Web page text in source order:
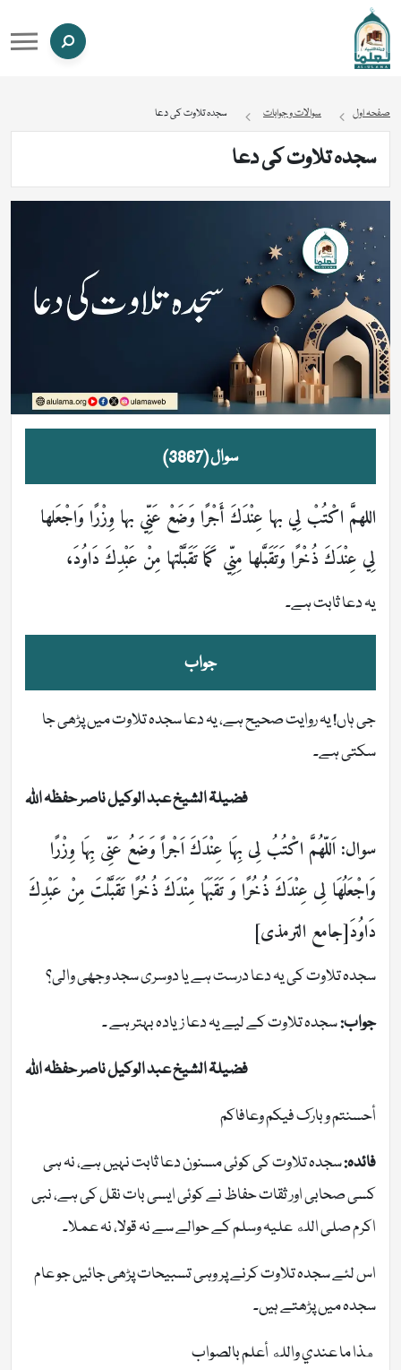
صفحہ اول سوالات و جوابات سجدہ تلاوت کی دعا
سجدہ تلاوت کی دعا
سوال (3867)
اللهمَّ اكْتُبْ لِي بها عِنْدَكَ أَجْرًا وَضَعْ عَنِّي بها وِزْرًا وَاجْعَلها
لِي عِنْدَكَ ذُخْرًا وَتَقَبَّلها مِنِّي كَمَا تَقَبَّلْتها مِنْ عَبْدِكَ دَاوُدَ،
یہ دعا ثابت ہے۔
جواب
جی ہاں! یہ روایت صحیح ہے، یہ دعا سجدہ تلاوت میں پڑھی جا
سکتی ہے۔
فضیلۃ الشیخ عبد الوکیل ناصر حفظہ اللہ
سوال: اَللّهُمَّ اكْتُبُ لِى بِهَا عِنْدَكَ اَجْراً وَضَعُ عَنِّى بِهَا وِزْرًا
وَاجْعَلُهَا لِى عِنْدَكَ ذُخُرًا وَ تَقَبَهَا مِنْدَكَ ذُخُرًا تَقَبَّلْتَ مِنْ عَبْدِكَ
دَاوُدَ[جامع الترمذی]
سجدہ تلاوت کی یہ دعا درست ہے یا دوسری سجد وجھی والی؟
جواب:سجدہ تلاوت کے لیے یہ دعا زیادہ بہتر ہے ۔
فضیلۃ الشیخ عبد الوکیل ناصر حفظہ اللہ
أحسنتم وبارك فيكم وعافاكم
فائدہ:سجدہ تلاوت کی کوئی مسنون دعا ثابت نہیں ہے، نہ ہی
کسی صحابی اور ثقات حفاظ نے کوئی ایسی بات نقل کی ہے، نبی
اکرم صلی الله علیہ وسلم کے حوالے سے نہ قولا، نہ عملا۔
اس لئے سجدہ تلاوت کرنے پر وہی تسبیحات پڑھی جائیں جو عام
سجدہ میں پڑھتے ہیں۔
هذا ما عندي والله أعلم بالصواب